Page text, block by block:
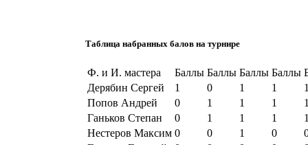
Таблица набранных балов на турнире
Ф. и И. мастера Баллы Баллы Баллы Баллы
Дерябин Сергей
1 0 1 1
Попов Андрей
0 1 1 1
Ганьков Степан
0 1 1 1
Нестеров Максим 0 0 1 0